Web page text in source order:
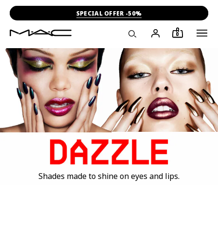
SPECIAL OFFER -50%
0
Shades made to shine on eyes and lips.